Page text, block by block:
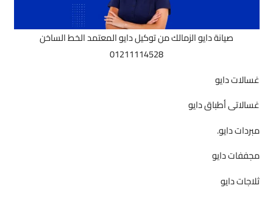
صيانة دايو الزمالك من توكيل دايو المعتمد الخط الساخن
01211114528
غسالات دايو
غسالاتى أطباق دايو
مبردات دايو.
مجففات دايو
ثلاجات دايو